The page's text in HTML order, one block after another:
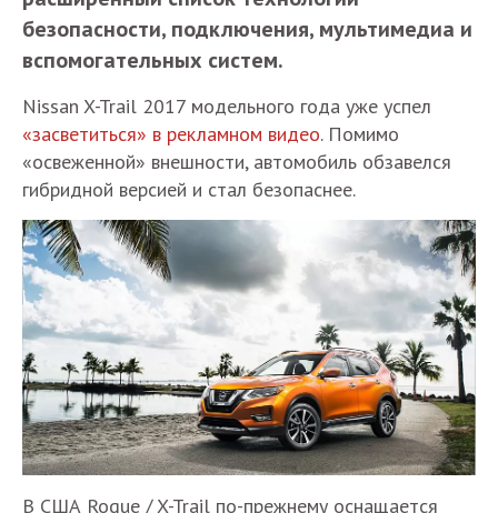
безопасности, подключения, мультимедиа и
вспомогательных систем.
Nissan X-Trail 2017 модельного года уже успел
«засветиться» в рекламном видео. Помимо
«освеженной» внешности, автомобиль обзавелся
гибридной версией и стал безопаснее.
В США Rogue / X-Trail по-прежнему оснащается